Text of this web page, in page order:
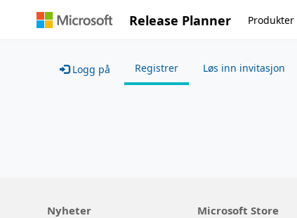
Release Planner Produkter
Logg på Registrer Løs inn invitasjon
Nyheter Microsoft Store